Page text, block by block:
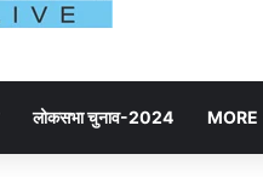
लोकसभा चुनाव-2024 MORE